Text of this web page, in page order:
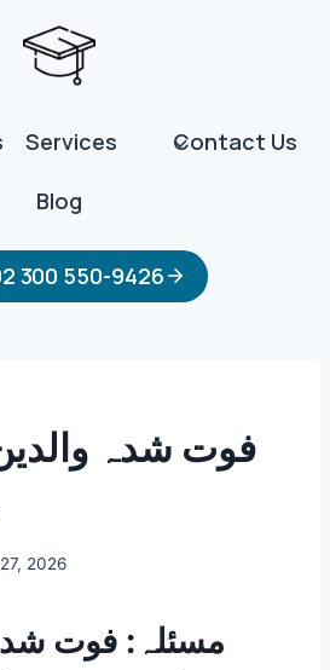
Services Contact Us
Blog
300 550-9426
فوت شدہ
2026
مسئلہ: فوت